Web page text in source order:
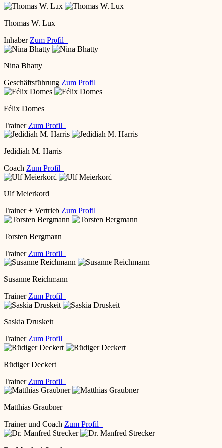
Thomas W. Lux
Inhaber Zum Profil
Nina Bhatty
Geschäftsführung Zum Profil
Félix Domes
Trainer Zum Profil
Jedidiah M. Harris
Coach Zum Profil
Ulf Meierkord
Trainer + Vertrieb Zum Profil
Torsten Bergmann
Trainer Zum Profil
Susanne Reichmann
Trainer Zum Profil
Saskia Druskeit
Trainer Zum Profil
Rüdiger Deckert
Trainer Zum Profil
Matthias Graubner
Trainer und Coach Zum Profil